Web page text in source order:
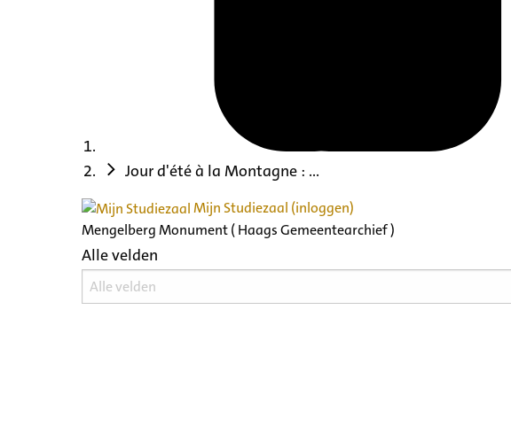
Jour d'été à la Montagne : ...
Mijn Studiezaal (inloggen)
Mengelberg Monument ( Haags Gemeentearchief )
Alle velden